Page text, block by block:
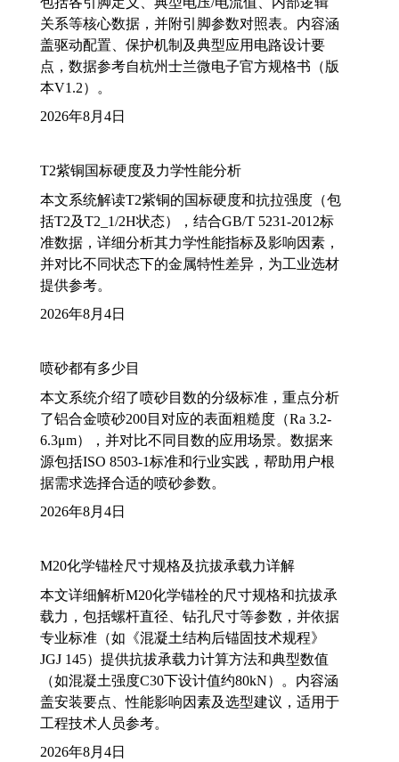
关系等核心数据，并附引脚参数对照表。内容涵
盖驱动配置、保护机制及典型应用电路设计要
点，数据参考自杭州士兰微电子官方规格书（版
本V1.2）。
2026年8月4日
T2紫铜国标硬度及力学性能分析
本文系统解读T2紫铜的国标硬度和抗拉强度（包
括T2及T2_1/2H状态），结合GB/T 5231-2012标
准数据，详细分析其力学性能指标及影响因素，
并对比不同状态下的金属特性差异，为工业选材
提供参考。
2026年8月4日
喷砂都有多少目
本文系统介绍了喷砂目数的分级标准，重点分析
了铝合金喷砂200目对应的表面粗糙度（Ra 3.2-
6.3μm），并对比不同目数的应用场景。数据来
源包括ISO 8503-1标准和行业实践，帮助用户根
据需求选择合适的喷砂参数。
2026年8月4日
M20化学锚栓尺寸规格及抗拔承载力详解
本文详细解析M20化学锚栓的尺寸规格和抗拔承
载力，包括螺杆直径、钻孔尺寸等参数，并依据
专业标准（如《混凝土结构后锚固技术规程》
JGJ 145）提供抗拔承载力计算方法和典型数值
（如混凝土强度C30下设计值约80kN）。内容涵
盖安装要点、性能影响因素及选型建议，适用于
工程技术人员参考。
2026年8月4日